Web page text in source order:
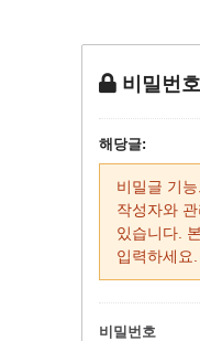
비밀번
해당글:
비밀글 기
작성자와
있습니다.
입력하세요.
비밀번호